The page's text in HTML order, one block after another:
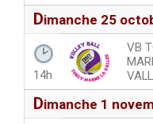
dimanche 25
14h
VB
dimanche 1